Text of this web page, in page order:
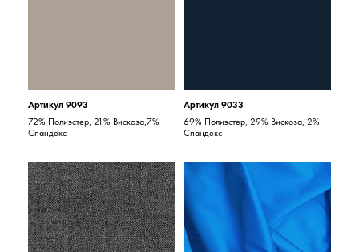
Артикул 9093
72% Полиэстер, 21% Вискоза,7%
Спандекс
Артикул 9033
69% Полиэстер, 29% Вискоза, 2%
Спандекс